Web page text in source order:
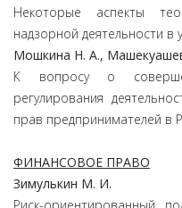
Некоторые аспекты
надзорной деятельности
Мошкина Н. А.,
К вопросу о
регулирования
прав предпринимателей в
ФИНАНСОВОЕ ПРАВО
Зимулькин М. И.